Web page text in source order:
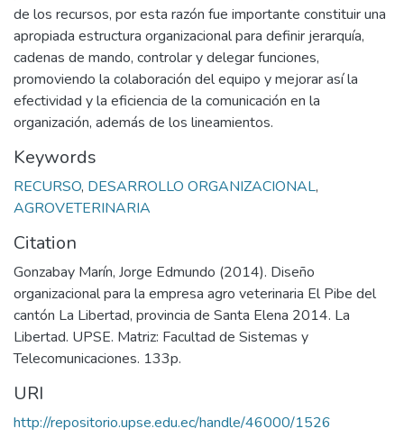
de los recursos, por esta razón fue importante constituir una
apropiada estructura organizacional para definir jerarquía,
cadenas de mando, controlar y delegar funciones,
promoviendo la colaboración del equipo y mejorar así la
efectividad y la eficiencia de la comunicación en la
organización, además de los lineamientos.
Keywords
RECURSO, DESARROLLO ORGANIZACIONAL,
AGROVETERINARIA
Citation
Gonzabay Marín, Jorge Edmundo (2014). Diseño
organizacional para la empresa agro veterinaria El Pibe del
cantón La Libertad, provincia de Santa Elena 2014. La
Libertad. UPSE. Matriz: Facultad de Sistemas y
Telecomunicaciones. 133p.
URI
http://repositorio.upse.edu.ec/handle/46000/1526